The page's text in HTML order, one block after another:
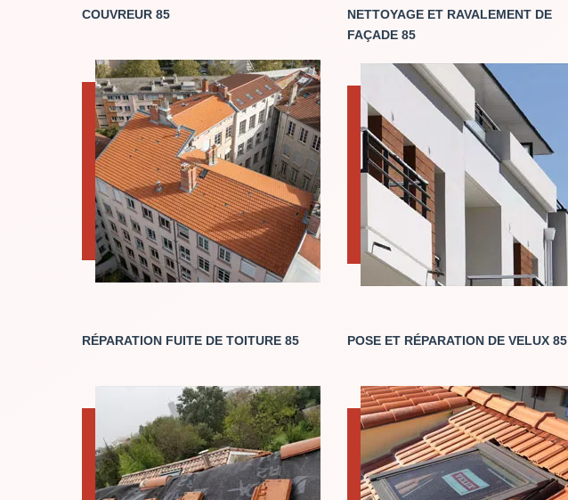
COUVREUR 85
NETTOYAGE ET RAVALEMENT DE
FAÇADE 85
RÉPARATION FUITE DE TOITURE 85 POSE ET RÉPARATION DE VELUX 85